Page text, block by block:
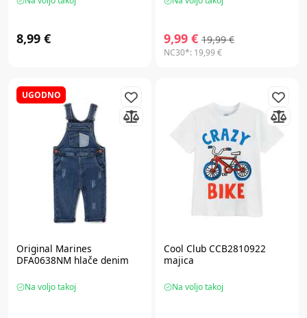
8,99 € 9,99 € 19,99 €
NC30*: 19,99 €
UGODNO
Original Marines
DFA0638NM hlače denim
Na voljo takoj
Cool Club CCB2810922
majica
Na voljo takoj